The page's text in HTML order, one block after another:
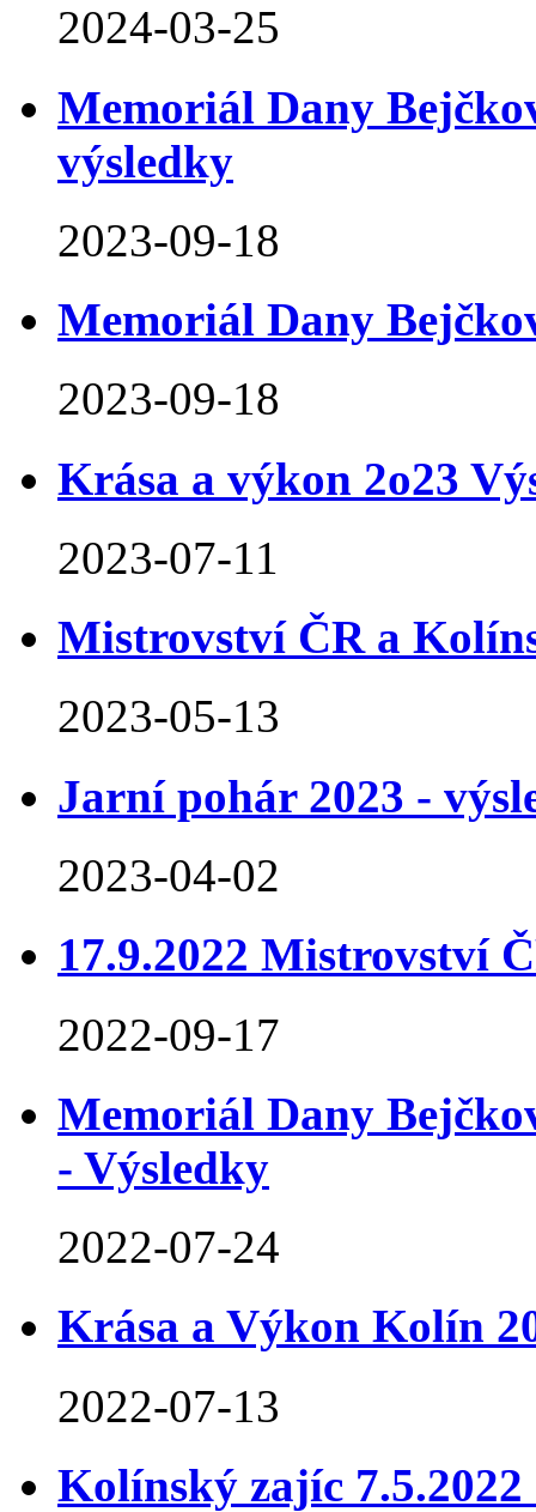
2024-03-25
Memoriál Dany
výsledky
2023-09-18
Memoriál Dany
2023-09-18
Krása a výkon 2o23
2023-07-11
Mistrovství ČR a
2023-05-13
Jarní pohár 2023 -
2023-04-02
17.9.2022 Mistrovství
2022-09-17
Memoriál Dany
- Výsledky
2022-07-24
Krása a Výkon Kolín
2022-07-13
Kolínský zajíc